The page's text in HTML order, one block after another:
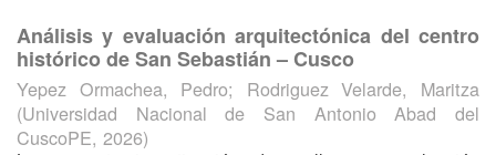
Análisis y evaluación arquitectónica del centro
histórico de San Sebastián – Cusco
Yepez Ormachea, Pedro; Rodriguez Velarde, Maritza
(Universidad Nacional de San Antonio Abad del
CuscoPE, 2026)